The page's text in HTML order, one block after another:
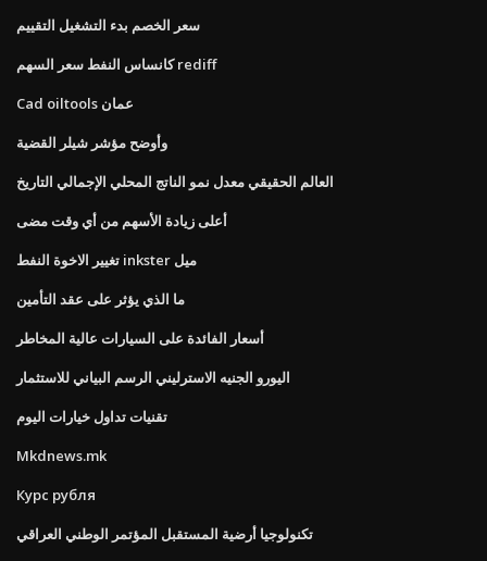
سعر الخصم بدء التشغيل التقييم
كانساس النفط سعر السهم rediff
Cad oiltools عمان
وأوضح مؤشر شيلر القضية
العالم الحقيقي معدل نمو الناتج المحلي الإجمالي التاريخ
أعلى زيادة الأسهم من أي وقت مضى
تغيير الاخوة النفط inkster ميل
ما الذي يؤثر على عقد التأمين
أسعار الفائدة على السيارات عالية المخاطر
اليورو الجنيه الاسترليني الرسم البياني للاستثمار
تقنيات تداول خيارات اليوم
Mkdnews.mk
Курс рубля
تكنولوجيا أرضية المستقبل المؤتمر الوطني العراقي